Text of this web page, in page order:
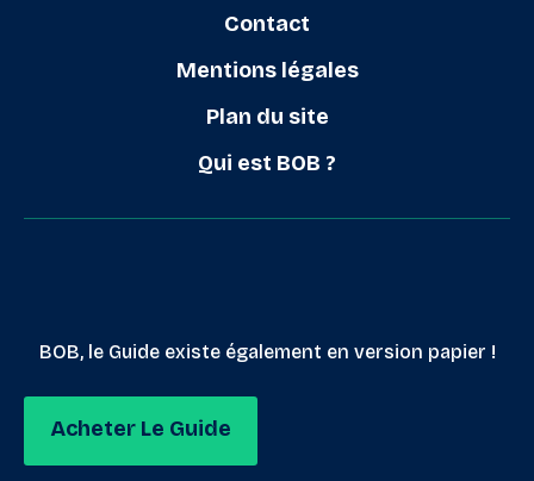
Contact
Mentions légales
Plan du site
Qui est BOB ?
BOB, le Guide existe également en version papier !
Acheter Le Guide